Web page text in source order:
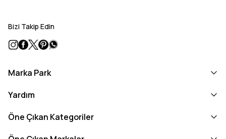
Bizi Takip Edin
Marka Park
Yardım
Öne Çıkan Kategoriler